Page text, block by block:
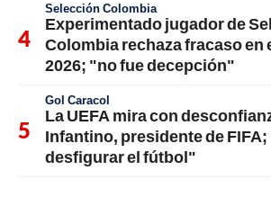
Selección Colombia
Experimentado jugador de
Colombia rechaza fracaso en
2026; "no fue decepción"
Gol Caracol
La UEFA mira con
Infantino, presidente de
desfigurar el fútbol"